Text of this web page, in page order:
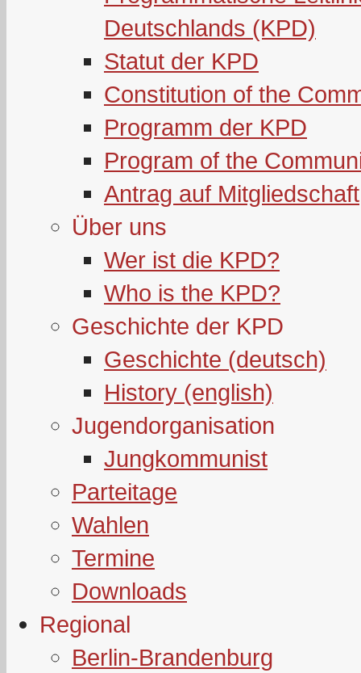
Deutschlands (KPD)
Statut der KPD
Constitution of the
Programm der KPD
Program of the
Antrag auf Mitgliedschaft
Über uns
Wer ist die KPD?
Who is the KPD?
Geschichte der KPD
Geschichte (deutsch)
History (english)
Jugendorganisation
Jungkommunist
Parteitage
Wahlen
Termine
Downloads
Regional
Berlin-Brandenburg